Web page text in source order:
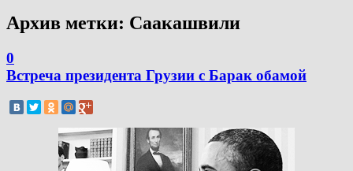
Архив метки: Саакашвили
0
Встреча президента Грузии с Барак обамой